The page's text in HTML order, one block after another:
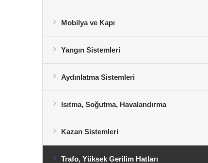
Mobilya ve Kapı
Yangın Sistemleri
Aydınlatma Sistemleri
Isıtma, Soğutma, Havalandırma
Kazan Sistemleri
Trafo, Yüksek Gerilim Hatları